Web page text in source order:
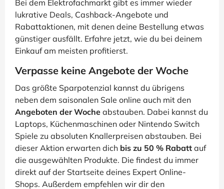
Bei dem Elektrofachmarkt gibt es immer wieder
lukrative Deals, Cashback-Angebote und
Rabattaktionen, mit denen deine Bestellung etwas
günstiger ausfällt. Erfahre jetzt, wie du bei deinem
Einkauf am meisten profitierst.
Verpasse keine Angebote der Woche
Das größte Sparpotenzial kannst du übrigens
neben dem saisonalen Sale online auch mit den
Angeboten der Woche abstauben. Dabei kannst du
Laptops, Küchenmaschinen oder Nintendo Switch
Spiele zu absoluten Knallerpreisen abstauben. Bei
dieser Aktion erwarten dich bis zu 50 % Rabatt auf
die ausgewählten Produkte. Die findest du immer
direkt auf der Startseite deines Expert Online-
Shops. Außerdem empfehlen wir dir den